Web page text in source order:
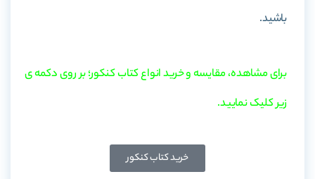
باشید.
برای مشاهده، مقایسه و خرید انواع کتاب کنکور؛ بر روی دکمه ی
زیر کلیک نمایید.
خرید کتاب کنکور